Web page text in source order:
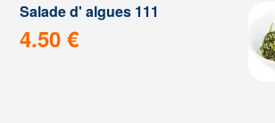
Salade d' algues 111
4.50 €